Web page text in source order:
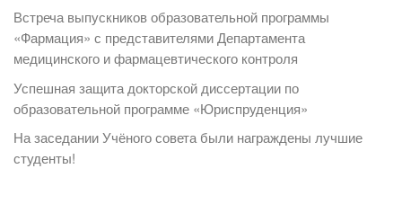
Встреча выпускников образовательной программы
«Фармация» с представителями Департамента
медицинского и фармацевтического контроля
Успешная защита докторской диссертации по
образовательной программе «Юриспруденция»
На заседании Учёного совета были награждены лучшие
студенты!